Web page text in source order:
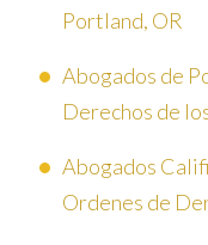
Portland, OR
Abogados de
Derechos de
Abogados
Ordenes de